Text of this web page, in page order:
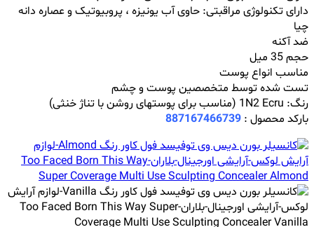
دارای تکنولوژی مراقبتی: حاوی آب یونیزه ، پروبیوتیک و عصاره دانه
چیا
ضد آکنه
حجم 35 میل
مناسب انواع پوست
تست شده توسط متخصصین پوست و چشم
رنگ: 1N2 Ecru (مناسب برای پوستهای روشن با تناژ خنثی)
بارکد محصول : 887167466739